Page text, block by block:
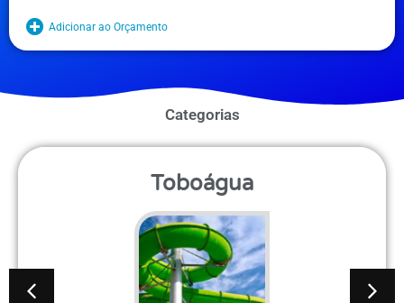
Adicionar ao Orçamento
Categorias
Playground